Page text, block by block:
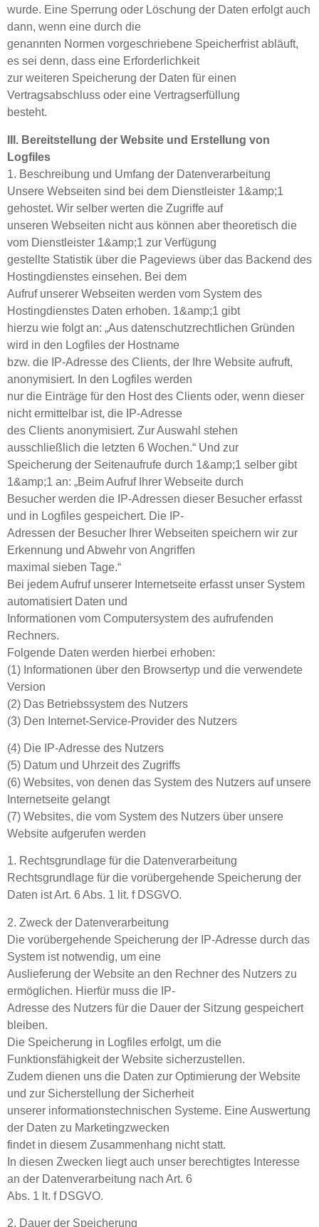
wurde. Eine Sperrung oder Löschung der Daten erfolgt auch
dann, wenn eine durch die
genannten Normen vorgeschriebene Speicherfrist abläuft,
es sei denn, dass eine Erforderlichkeit
zur weiteren Speicherung der Daten für einen
Vertragsabschluss oder eine Vertragserfüllung
besteht.
III. Bereitstellung der Website und Erstellung von
Logfiles
1. Beschreibung und Umfang der Datenverarbeitung
Unsere Webseiten sind bei dem Dienstleister 1&amp;1
gehostet. Wir selber werten die Zugriffe auf
unseren Webseiten nicht aus können aber theoretisch die
vom Dienstleister 1&amp;1 zur Verfügung
gestellte Statistik über die Pageviews über das Backend des
Hostingdienstes einsehen. Bei dem
Aufruf unserer Webseiten werden vom System des
Hostingdienstes Daten erhoben. 1&amp;1 gibt
hierzu wie folgt an: „Aus datenschutzrechtlichen Gründen
wird in den Logfiles der Hostname
bzw. die IP-Adresse des Clients, der Ihre Website aufruft,
anonymisiert. In den Logfiles werden
nur die Einträge für den Host des Clients oder, wenn dieser
nicht ermittelbar ist, die IP-Adresse
des Clients anonymisiert. Zur Auswahl stehen
ausschließlich die letzten 6 Wochen.“ Und zur
Speicherung der Seitenaufrufe durch 1&amp;1 selber gibt
1&amp;1 an: „Beim Aufruf Ihrer Webseite durch
Besucher werden die IP-Adressen dieser Besucher erfasst
und in Logfiles gespeichert. Die IP-
Adressen der Besucher Ihrer Webseiten speichern wir zur
Erkennung und Abwehr von Angriffen
maximal sieben Tage.“
Bei jedem Aufruf unserer Internetseite erfasst unser System
automatisiert Daten und
Informationen vom Computersystem des aufrufenden
Rechners.
Folgende Daten werden hierbei erhoben:
(1) Informationen über den Browsertyp und die verwendete
Version
(2) Das Betriebssystem des Nutzers
(3) Den Internet-Service-Provider des Nutzers
(4) Die IP-Adresse des Nutzers
(5) Datum und Uhrzeit des Zugriffs
(6) Websites, von denen das System des Nutzers auf unsere
Internetseite gelangt
(7) Websites, die vom System des Nutzers über unsere
Website aufgerufen werden
1. Rechtsgrundlage für die Datenverarbeitung
Rechtsgrundlage für die vorübergehende Speicherung der
Daten ist Art. 6 Abs. 1 lit. f DSGVO.
2. Zweck der Datenverarbeitung
Die vorübergehende Speicherung der IP-Adresse durch das
System ist notwendig, um eine
Auslieferung der Website an den Rechner des Nutzers zu
ermöglichen. Hierfür muss die IP-
Adresse des Nutzers für die Dauer der Sitzung gespeichert
bleiben.
Die Speicherung in Logfiles erfolgt, um die
Funktionsfähigkeit der Website sicherzustellen.
Zudem dienen uns die Daten zur Optimierung der Website
und zur Sicherstellung der Sicherheit
unserer informationstechnischen Systeme. Eine Auswertung
der Daten zu Marketingzwecken
findet in diesem Zusammenhang nicht statt.
In diesen Zwecken liegt auch unser berechtigtes Interesse
an der Datenverarbeitung nach Art. 6
Abs. 1 lt. f DSGVO.
2. Dauer der Speicherung